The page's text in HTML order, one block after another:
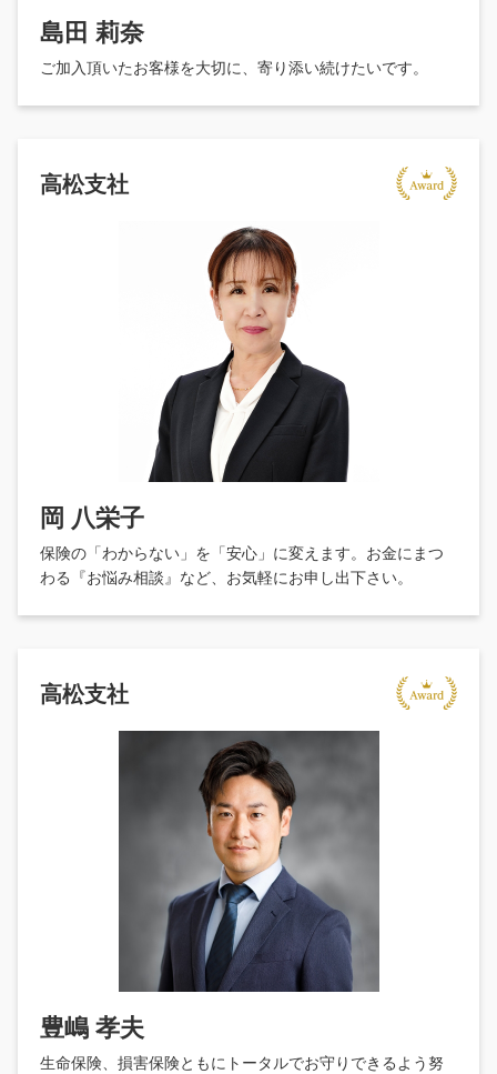
島田 莉奈
ご加入頂いたお客様を大切に、寄り添い続けたいです。
高松支社
岡 八栄子
保険の「わからない」を「安心」に変えます。お金にまつ
わる『お悩み相談』など、お気軽にお申し出下さい。
高松支社
豊嶋 孝夫
生命保険、損害保険ともにトータルでお守りできるよう努